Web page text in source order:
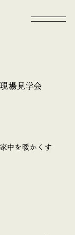
場見学会
中を暖かくす